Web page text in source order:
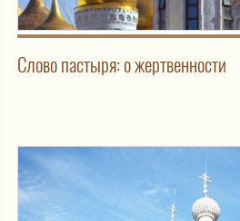
Слово пастыря: о жертвенности